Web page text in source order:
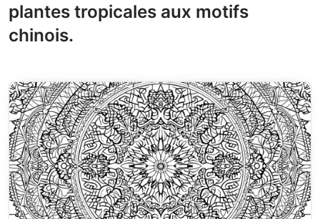
plantes tropicales aux motifs
chinois.